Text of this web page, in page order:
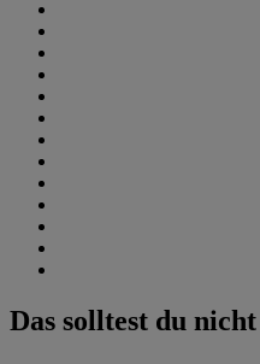
Das solltest du